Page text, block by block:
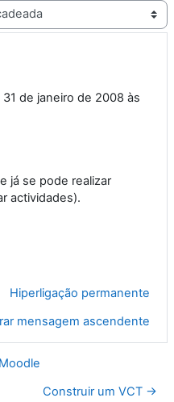
de janeiro de 2008 às
já se pode realizar
actividades).
Hiperligação permanente
mensagem ascendente
Construir um VCT →